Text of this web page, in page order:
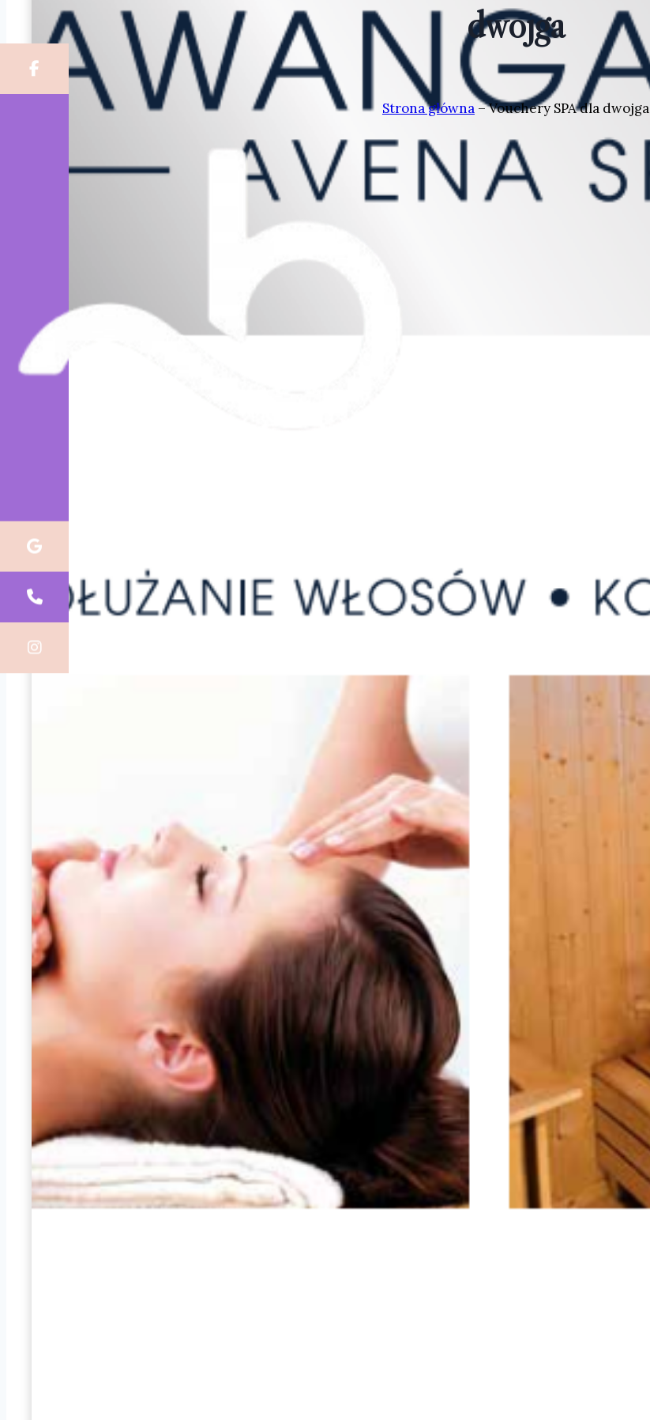
dwojga
Strona główna–Vouchery SPA dla dwojga